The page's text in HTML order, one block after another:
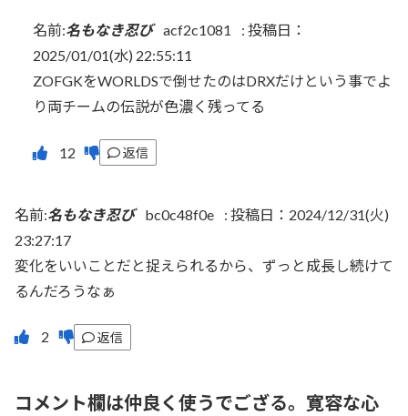
名前:名もなき忍び acf2c1081 : 投稿日：
2025/01/01(水) 22:55:11
ZOFGKをWORLDSで倒せたのはDRXだけという事でよ
り両チームの伝説が色濃く残ってる
返信
名前:名もなき忍び bc0c48f0e : 投稿日：2024/12/31(火)
23:27:17
変化をいいことだと捉えられるから、ずっと成長し続けて
るんだろうなぁ
返信
コメント欄は仲良く使うでござる。寛容な心